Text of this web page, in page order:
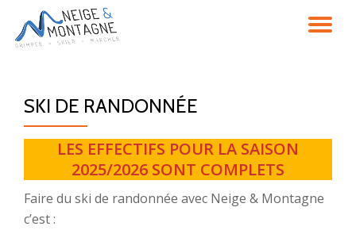
Aller
SKI DE RANDONNÉE
LES EFFECTIFS POUR LA SAISON
2025/2026 SONT COMPLETS
Faire du ski de randonnée avec Neige & Montagne
c’est :